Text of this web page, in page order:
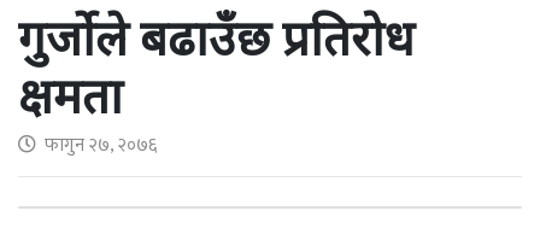
गुर्जोले बढाउँछ प्रतिरोध
क्षमता
फागुन २७, २०७६